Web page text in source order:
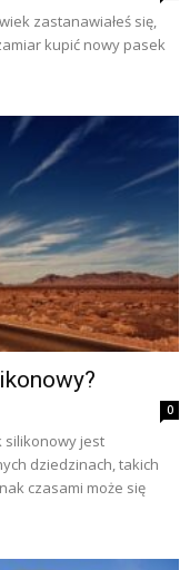
zastanawiałeś się,
kupić nowy pasek
0
silikonowy jest
dziedzinach, takich
czasami może się